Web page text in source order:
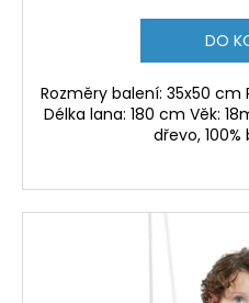
DO
Rozměry balení: 35x50
Délka lana: 180 cm Věk:
dřevo,